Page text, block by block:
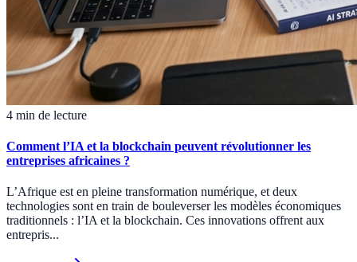
4 min de lecture
Comment l’IA et la blockchain peuvent révolutionner les
entreprises africaines ?
L’Afrique est en pleine transformation numérique, et deux
technologies sont en train de bouleverser les modèles économiques
traditionnels : l’IA et la blockchain. Ces innovations offrent aux
entrepris...